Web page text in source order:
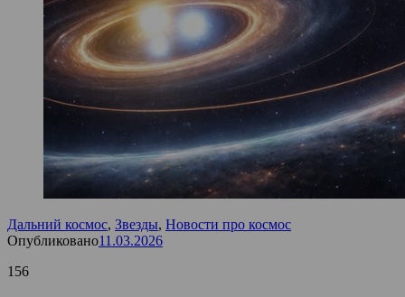
Дальний космос, Звезды, Новости про космос
Опубликовано11.03.2026
156